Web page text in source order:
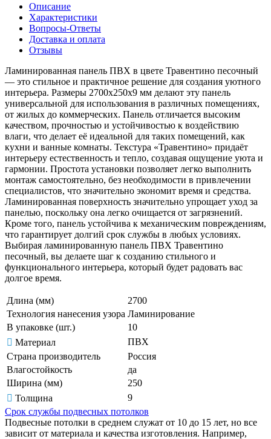
Описание
Характеристики
Вопросы-Ответы
Доставка и оплата
Отзывы
Ламинированная панель ПВХ в цвете Травентино песочный
— это стильное и практичное решение для создания уютного
интерьера. Размеры 2700x250x9 мм делают эту панель
универсальной для использования в различных помещениях,
от жилых до коммерческих. Панель отличается высоким
качеством, прочностью и устойчивостью к воздействию
влаги, что делает её идеальной для таких помещений, как
кухни и ванные комнаты. Текстура «Травентино» придаёт
интерьеру естественность и тепло, создавая ощущение уюта и
гармонии. Простота установки позволяет легко выполнить
монтаж самостоятельно, без необходимости в привлечении
специалистов, что значительно экономит время и средства.
Ламинированная поверхность значительно упрощает уход за
панелью, поскольку она легко очищается от загрязнений.
Кроме того, панель устойчива к механическим повреждениям,
что гарантирует долгий срок службы в любых условиях.
Выбирая ламинированную панель ПВХ Травентино
песочный, вы делаете шаг к созданию стильного и
функционального интерьера, который будет радовать вас
долгое время.
Длина (мм)
2700
Технология нанесения узора Ламинирование
В упаковке (шт.)
10
Материал
ПВХ
Страна производитель
Россия
Влагостойкость
да
Ширина (мм)
250
Толщина
9
Срок службы подвесных потолков
Подвесные потолки в среднем служат от 10 до 15 лет, но все
зависит от материала и качества изготовления. Например,